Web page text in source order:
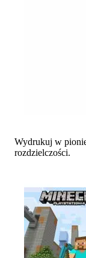
Wydrukuj w
rozdzielczości.